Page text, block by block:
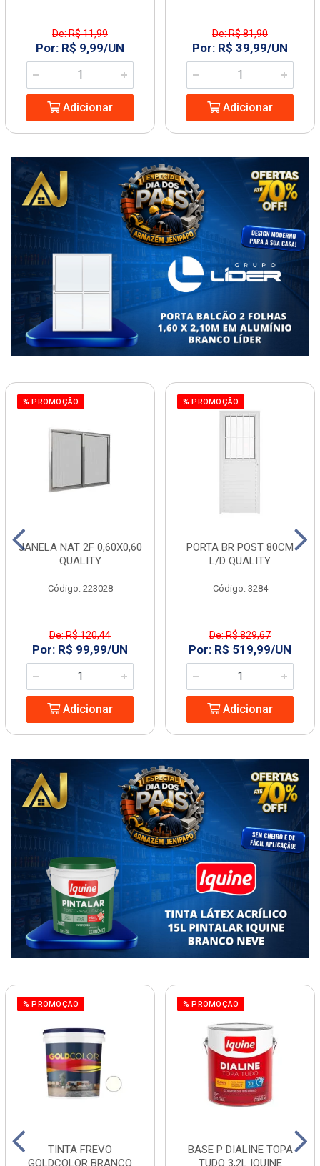
De: R$ 11,99
Por: R$ 9,99/UN
Adicionar
De: R$ 81,90
Por: R$ 39,99/UN
Adicionar
% PROMOÇÃO
JANELA NAT 2F 0,60X0,60
QUALITY
Código: 223028
De: R$ 120,44
Por: R$ 99,99/UN
Adicionar
% PROMOÇÃO
PORTA BR POST 80CM
L/D QUALITY
Código: 3284
De: R$ 829,67
Por: R$ 519,99/UN
Adicionar
% PROMOÇÃO
TINTA FREVO
GOLDCOLOR BRANCO
% PROMOÇÃO
BASE P DIALINE TOPA
TUDO 3,2L IQUINE